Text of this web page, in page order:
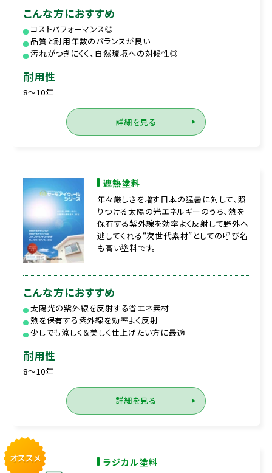
こんな方におすすめ
コストパフォーマンス◎
品質と耐用年数のバランスが良い
汚れがつきにくく、自然環境への対候性◎
耐用性
8～10年
詳細を見る
遮熱塗料
年々厳しさを増す日本の猛暑に対して、照
りつける太陽の光エネルギーのうち、熱を
保有する紫外線を効率よく反射して野外へ
逃してくれる“次世代素材”としての呼び名
も高い塗料です。
こんな方におすすめ
太陽光の紫外線を反射する省エネ素材
熱を保有する紫外線を効率よく反射
少しでも涼しく＆美しく仕上げたい方に最適
耐用性
8～10年
詳細を見る
オススメ ラジカル塗料